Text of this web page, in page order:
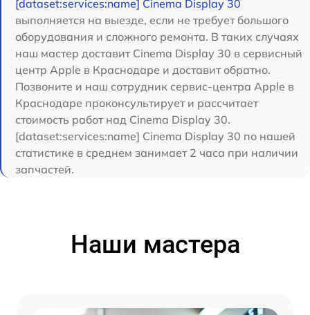
[dataset:services:name] Cinema Display 30
выполняется на выезде, если не требует большого
оборудования и сложного ремонта. В таких случаях
наш мастер доставит Cinema Display 30 в сервисный
центр Apple в Краснодаре и доставит обратно.
Позвоните и наш сотрудник сервис-центра Apple в
Краснодаре проконсультирует и рассчитает
стоимость работ над Cinema Display 30.
[dataset:services:name] Cinema Display 30 по нашей
статистике в среднем занимает 2 часа при наличии
запчастей.
Наши мастера